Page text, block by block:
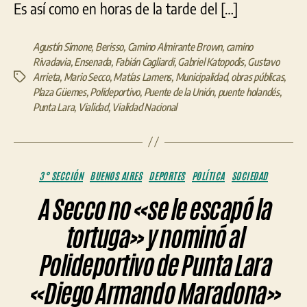
Es así como en horas de la tarde del […]
Etiquetas
Agustín Simone, Berisso, Camino Almirante Brown, camino
Rivadavia,Ensenada, Fabián Cagliardi,Gabriel Katopodis,Gustavo
Arrieta, Mario Secco,Matías Lamens, Municipalidad,obras públicas,
Plaza Güemes,Polideportivo, Puente de la Unión, puente holandés,
Punta Lara, Vialidad, Vialidad Nacional
Categorías
3° SECCIÓN BUENOS AIRES DEPORTES POLÍTICA SOCIEDAD
A Secco no «se le escapó la
tortuga» y nominó al
Polideportivo de Punta Lara
«Diego Armando Maradona»